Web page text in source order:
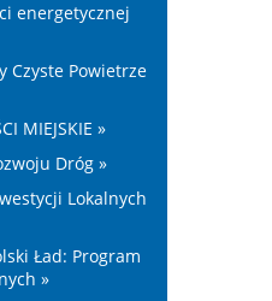
energetycznej
Czyste Powietrze
MIEJSKIE »
Dróg »
Lokalnych
Ład: Program
»